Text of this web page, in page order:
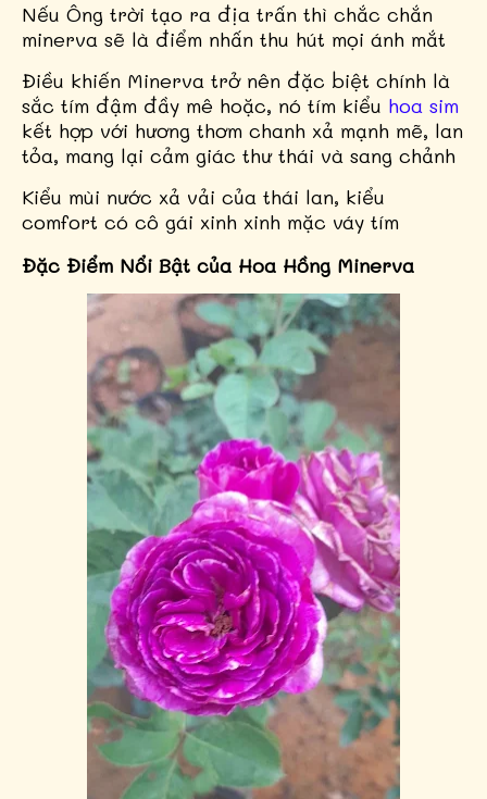
Nếu Ông trời tạo ra địa trấn thì chắc chắn
minerva sẽ là điểm nhấn thu hút mọi ánh mắt
Điều khiến Minerva trở nên đặc biệt chính là
sắc tím đậm đầy mê hoặc, nó tím kiểu hoa sim
kết hợp với hương thơm chanh xả mạnh mẽ, lan
tỏa, mang lại cảm giác thư thái và sang chảnh
Kiểu mùi nước xả vải của thái lan, kiểu
comfort có cô gái xinh xinh mặc váy tím
Đặc Điểm Nổi Bật của Hoa Hồng Minerva